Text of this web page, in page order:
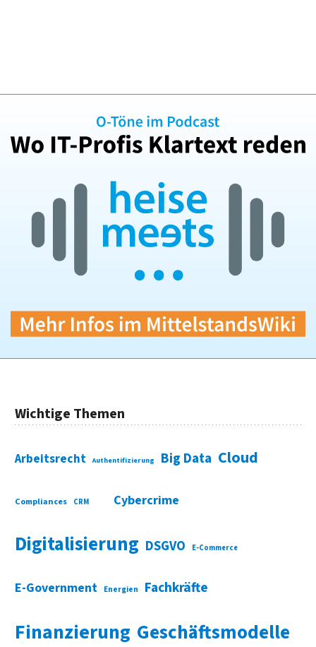
Wichtige Themen
Arbeitsrecht Authentifizierung Big Data Cloud
Compliances CRM Cybercrime
Digitalisierung DSGVO E-Commerce
E-Government Energien Fachkräfte
Finanzierung Geschäftsmodelle